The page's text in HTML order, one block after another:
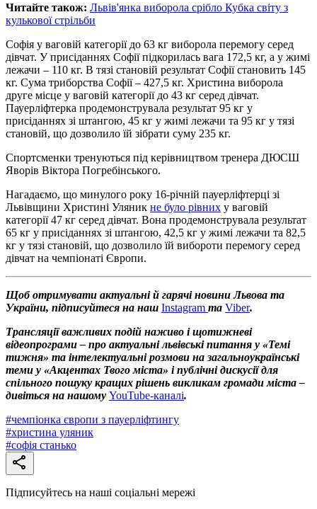
Читайте також: Львів'янка виборола срібло Кубка світу з
кулькової стрільби
Софія у ваговій категорії до 63 кг виборола перемогу серед
дівчат. У присіданнях Софії підкорилась вага 172,5 кг, а у жимі
лежачи – 110 кг. В тязі становій результат Софії становить 145
кг. Сума триборства Софії – 427,5 кг. Христина виборола
друге місце у ваговій категорії до 43 кг серед дівчат.
Пауерліфтерка продемонструвала результат 95 кг у
присіданнях зі штангою, 45 кг у жимі лежачи та 95 кг у тязі
становій, що дозволило їй зібрати суму 235 кг.
Спортсменки тренуються під керівництвом тренера ДЮСШ
Яворів Віктора Погребінського.
Нагадаємо, що минулого року 16-річній пауерліфтерці зі
Львівщини Христині Уляник не було рівних у ваговій
категорії 47 кг серед дівчат. Вона продемонструвала результат
65 кг у присіданнях зі штангою, 42,5 кг у жимі лежачи та 82,5
кг у тязі становій, що дозволило їй вибороти перемогу серед
дівчат на чемпіонаті Європи.
Щоб отримувати актуальні й гарячі новини Львова та
України, підписуйтеся на наш Instagram та Viber.
Трансляції важливих подій наживо і щотижневі
відеопрограми – про актуальні львівські питання у «Темі
тижня» та інтелектуальні розмови на загальноукраїнські
теми у «Акцентах Твого міста» і публічні дискусії для
спільного пошуку кращих рішень викликам громади міста –
дивіться на нашому YouTube-каналі.
#чемпіонка європи з пауерліфтингу
#христина уляник
#софія станько
Підписуйтесь на наші соціальні мережі